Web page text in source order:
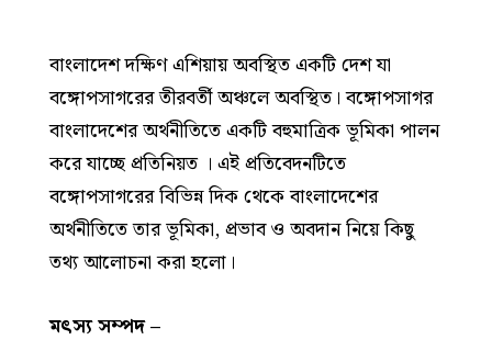
বাংলাদেশ দক্ষিণ এশিয়ায় অবস্থিত একটি দেশ যা
বঙ্গোপসাগরের তীরবর্তী অঞ্চলে অবস্থিত। বঙ্গোপসাগর
বাংলাদেশের অর্থনীতিতে একটি বহুমাত্রিক ভূমিকা পালন
করে যাচ্ছে প্রতিনিয়ত । এই প্রতিবেদনটিতে
বঙ্গোপসাগরের বিভিন্ন দিক থেকে বাংলাদেশের
অর্থনীতিতে তার ভূমিকা, প্রভাব ও অবদান নিয়ে কিছু
তথ্য আলোচনা করা হলো।
মৎস্য সম্পদ –